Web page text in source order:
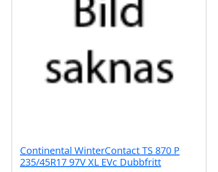
Continental WinterContact TS 870 P
235/45R17 97V XL EVc Dubbfritt